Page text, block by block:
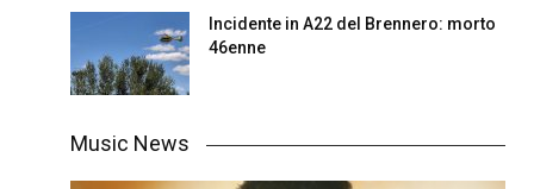
Incidente in A22 del Brennero: morto
46enne
Music News